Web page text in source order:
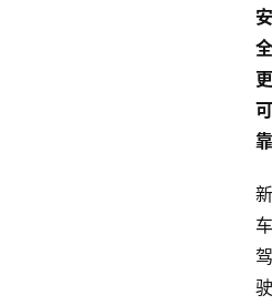
安
全
更
可
靠
新
车
驾
驶